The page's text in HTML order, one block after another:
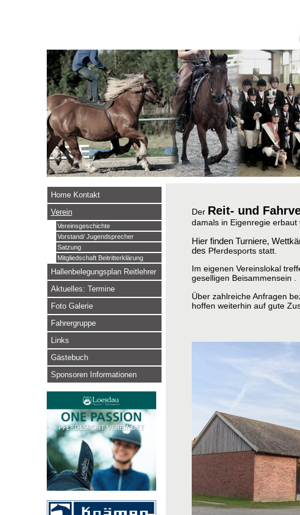
Home Kontakt
Verein
Vereinsgeschichte
Vorstand/ Jugendsprecher
Satzung
Mitgliedschaft Beitritterklärung
Hallenbelegungsplan Reitlehrer
Aktuelles: Termine
Foto Galerie
Fahrergruppe
Links
Gästebuch
Sponsoren Informationen
Der Reit- und
damals in Eigenregie erbaut
Hier finden Turniere,
des Pferdesports
Im eigenen Vereinslokal
geselligen Beisammensein .
Über zahlreiche Anfragen
hoffen weiterhin auf gute